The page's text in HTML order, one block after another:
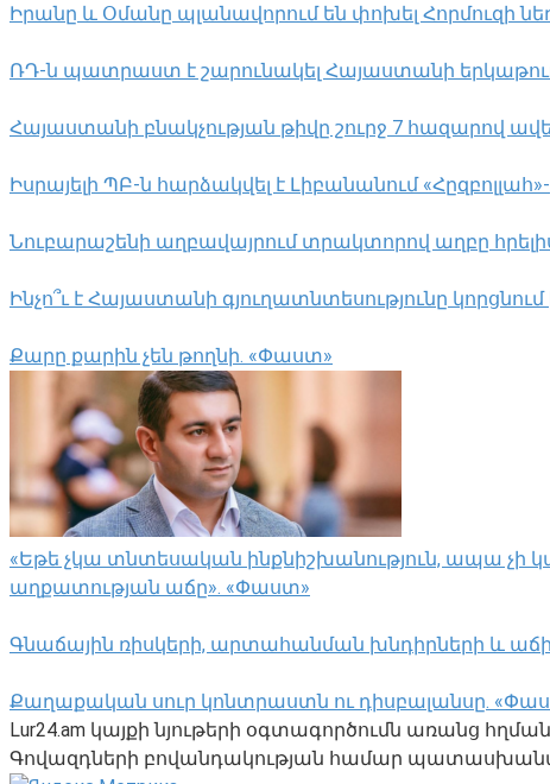
Իրանը և Օմանը պլանավորում են փոխել Հորմուզի
ՌԴ-ն պատրաստ է շարունակել Հայաստանի
Հայաստանի բնակչության թիվը շուրջ 7 հազարով
Իսրայելի ՊԲ-ն հարձակվել է Լիբանանում
Նուբարաշենի աղբավայրում տրակտորով աղբը
Ինչո՞ւ է Հայաստանի գյուղատնտեսությունը
Քարը քարին չեն թողնի. «Փաստ»
«Եթե չկա տնտեսական ինքնիշխանություն, ապա չի
աղքատության աճը». «Փաստ»
Գնաճային ռիսկերի, արտահանման խնդիրների և
Քաղաքական սուր կոնտրաստն ու դիսբալանսը.
Lur24.am կայքի նյութերի օգտագործումն առանց
Գովազդների բովանդակության համար